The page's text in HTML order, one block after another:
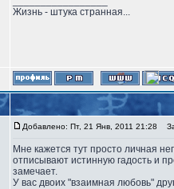
Жизнь - штука странная...
Добавлено: Пт, 21 Янв, 2011 21:28
Мне кажется тут просто личная
отписывают истинную гадость и
замечает.
У вас двоих "взаимная любовь"